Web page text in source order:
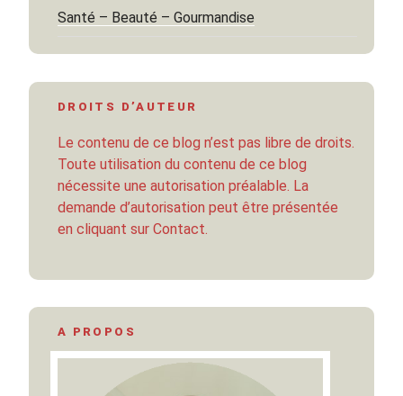
Santé – Beauté – Gourmandise
DROITS D’AUTEUR
Le contenu de ce blog n’est pas libre de droits.
Toute utilisation du contenu de ce blog
nécessite une autorisation préalable. La
demande d’autorisation peut être présentée
en cliquant sur Contact.
A PROPOS